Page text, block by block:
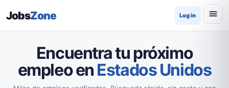
JobsZone Log in
Encuentra tu próximo
empleo en Estados Unidos